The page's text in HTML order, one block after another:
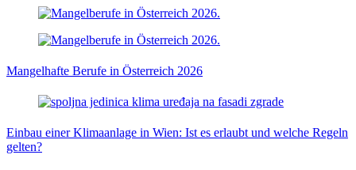
Mangelhafte Berufe in Österreich 2026
Einbau einer Klimaanlage in Wien: Ist es erlaubt und welche Regeln
gelten?